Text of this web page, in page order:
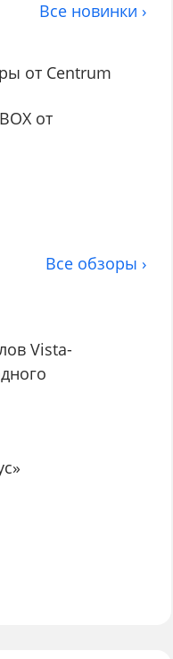
Все новинки ›
от Centrum
от
Все обзоры ›
Vista-